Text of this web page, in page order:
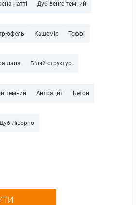
натті Дуб венге темний
Кашемір Тоффі
лава Білий структур.
темний Антрацит Бетон
Дуб Ліворно